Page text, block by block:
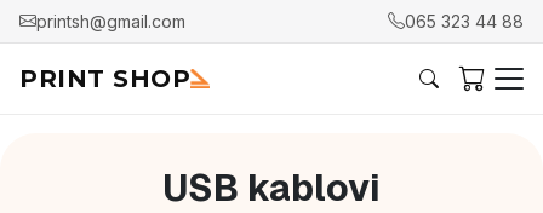
printsh@gmail.com 065 323 44 88
PRINT SHOP
USB kablovi